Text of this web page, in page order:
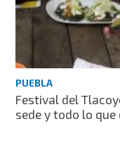
PUEBLA
Festival del
sede y todo lo que